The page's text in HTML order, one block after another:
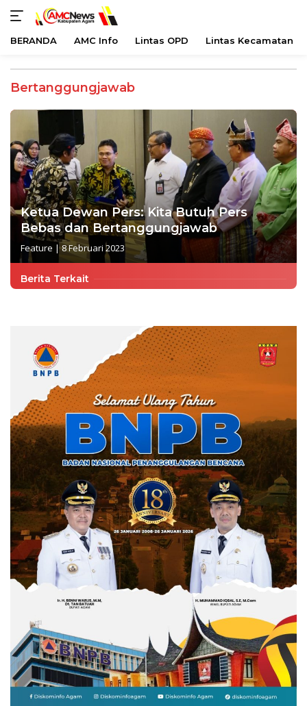
konten
BERANDA AMC Info Lintas OPD Lintas Kecamatan
Bertanggungjawab
Ketua Dewan Pers: Kita Butuh Pers
Bebas dan Bertanggungjawab
Feature |8 Februari 2023
Berita Terkait